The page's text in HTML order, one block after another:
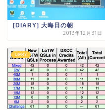
[DIARY] 大晦日の朝
2013年12月31日
DIARY